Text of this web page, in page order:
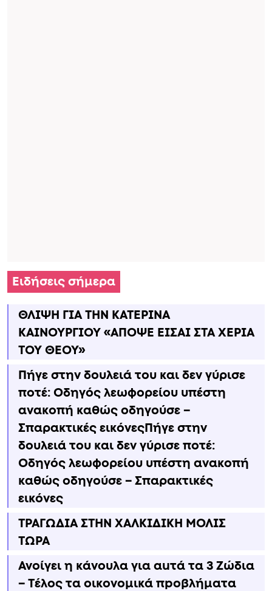
Ειδήσεις σήμερα
ΘΛΙΨΗ ΓΙΑ ΤΗΝ ΚΑΤΕΡΙΝΑ
ΚΑΙΝΟΥΡΓΙΟΥ «ΑΠΟΨΕ ΕΙΣΑΙ ΣΤΑ ΧΕΡΙΑ
ΤΟΥ ΘΕΟΥ»
Πήγε στην δουλειά του και δεν γύρισε
ποτέ: Οδηγός λεωφορείου υπέστη
ανακοπή καθώς οδηγούσε –
Σπαρακτικές εικόνεςΠήγε στην
δουλειά του και δεν γύρισε ποτέ:
Οδηγός λεωφορείου υπέστη ανακοπή
καθώς οδηγούσε – Σπαρακτικές
εικόνες
ΤΡΑΓΩΔΙΑ ΣΤΗΝ ΧΑΛΚΙΔΙΚΗ ΜΟΛΙΣ
ΤΩΡΑ
Ανοίγει η κάνουλα για αuτά τα 3 Zώδια
– Τέλος τα οικονομικά πpοβλήματα